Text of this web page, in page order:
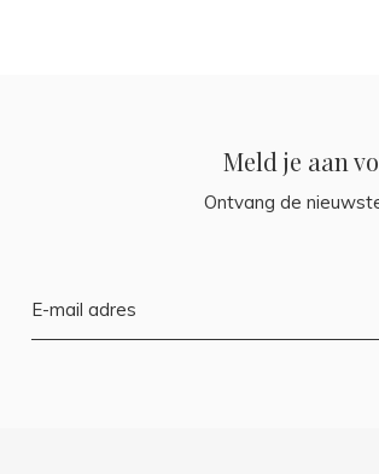
Meld je aan
Ontvang de